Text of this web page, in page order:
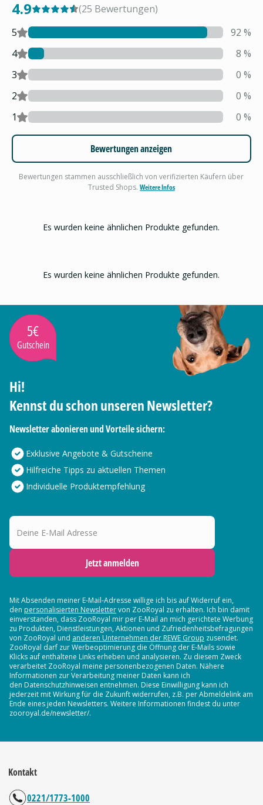
4.9 (25 Bewertungen)
5
92 %
4
8 %
3
0 %
2
0 %
1
0 %
Bewertungen anzeigen
Bewertungen stammen ausschließlich von verifizierten Käufern über
Trusted Shops. Weitere Infos
Es wurden keine ähnlichen Produkte gefunden.
Es wurden keine ähnlichen Produkte gefunden.
5€
Gutschein
Hi!
Kennst du schon unseren Newsletter?
Newsletter abonieren und Vorteile sichern:
Exklusive Angebote & Gutscheine
Hilfreiche Tipps zu aktuellen Themen
Individuelle Produktempfehlung
Deine E-Mail Adresse
Jetzt anmelden
Mit Absenden meiner E-Mail-Adresse willige ich bis auf Widerruf ein,
den personalisierten Newslettervon ZooRoyal zu erhalten. Ich bin damit
einverstanden, dass ZooRoyal mir per E-Mail an mich gerichtete Werbung
zu Produkten, Dienstleistungen, Aktionen und Zufriedenheitsbefragungen
von ZooRoyal und anderen Unternehmen der REWE Group zusendet.
ZooRoyal darf zur Werbeoptimierung die Öffnung der E-Mails sowie
Klicks auf enthaltene Links erheben und analysieren. Zu diesem Zweck
verarbeitet ZooRoyal meine personenbezogenen Daten. Nähere
Informationen zur Verarbeitung meiner Daten kann ich
den Datenschutzhinweisen entnehmen. Diese Einwilligung kann ich
jederzeit mit Wirkung für die Zukunft widerrufen, z.B. per Abmeldelink am
Ende eines jeden Newsletters. Weitere Informationen findest du unter
zooroyal.de/newsletter/.
Kontakt
0221/1773-1000